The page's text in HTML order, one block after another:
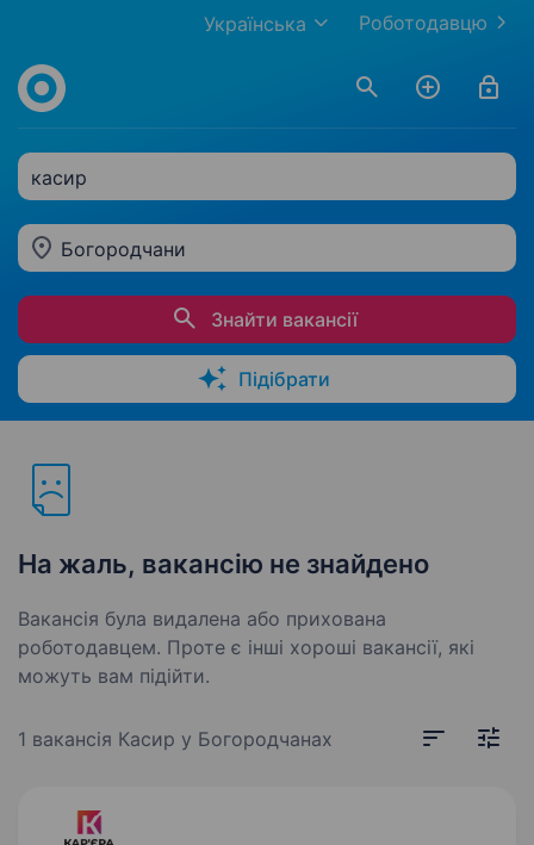
Роботодавцю
Українська
касир
Богородчани
Знайти вакансії
Підібрати
На жаль, вакансію не знайдено
Вакансія була видалена або прихована
роботодавцем. Проте є інші хороші вакансії, які
можуть вам підійти.
1 вакансія Касир у Богородчанах